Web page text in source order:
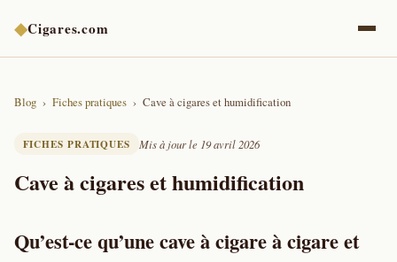
◆Cigares.com
Blog Fiches pratiques Cave à cigares et humidification
FICHES PRATIQUES Mis à jour le 19 avril 2026
Cave à cigares et humidification
Qu’est-ce qu’une cave à cigare à cigare et